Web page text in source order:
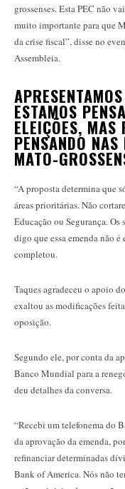
grossenses. Esta PEC não
muito importante para que
da crise fiscal”, disse no
Assembleia.
ESTAMOS
ELEIÇÕES, MAS
PENSANDO
MATO-
“A proposta determina que
áreas prioritárias. Não
Educação ou Segurança.
digo que essa emenda não
completou.
Taques agradeceu o apoio
exaltou as modificações
oposição.
Segundo ele, por conta da
Banco Mundial para a
deu detalhes da conversa.
“Recebi um telefonema do
da aprovação da emenda,
refinanciar determinadas
Bank of America. Nós não